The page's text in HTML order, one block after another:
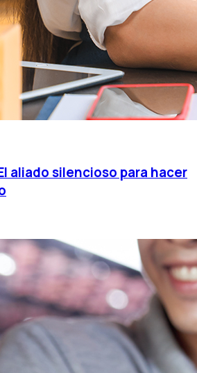
aliado silencioso para hacer